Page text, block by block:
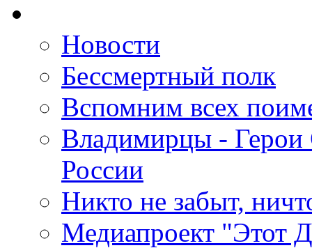
Новости
Бессмертный полк
Вспомним всех
Владимирцы - Герои
России
Никто не забыт,
Медиапроект "Этот